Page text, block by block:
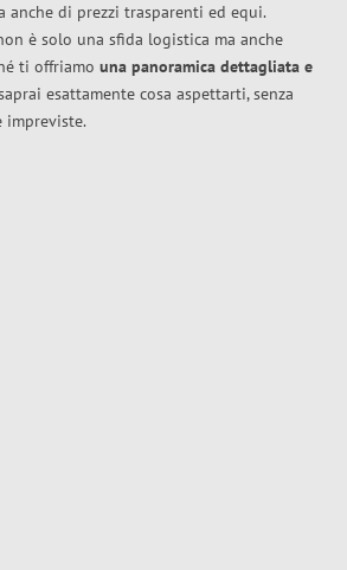
anche di prezzi trasparenti ed equi.
è solo una sfida logistica ma anche
ti offriamo una panoramica dettagliata e
esattamente cosa aspettarti, senza
impreviste.